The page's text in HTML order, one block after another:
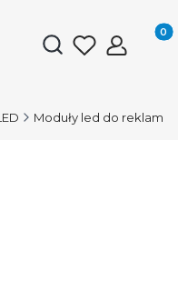
Otwórz
Moduły led do reklam